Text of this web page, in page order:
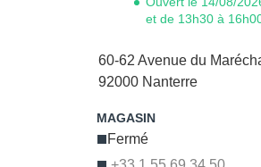
60-62 Avenue du
92000 Nanterre
Fermé
et de 13h30 à